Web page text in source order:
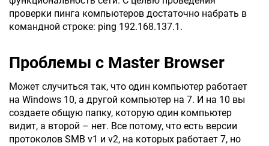
проверки пинга компьютеров достаточно набрать в
командной строке: ping 192.168.137.1.
Проблемы с Master Browser
Может случиться так, что один компьютер работает
на Windows 10, а другой компьютер на 7. И на 10 вы
создаете общую папку, которую один компьютер
видит, а второй – нет. Все потому, что есть версии
протоколов SMB v1 и v2, на которых работает 7, но